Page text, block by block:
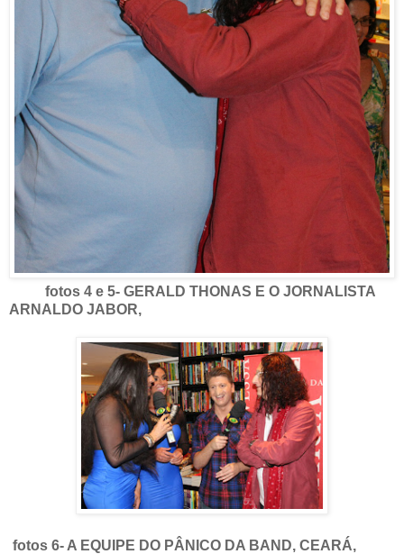
fotos 4 e 5- GERALD THONAS E O JORNALISTA
ARNALDO JABOR,
fotos 6- A EQUIPE DO PÂNICO DA BAND, CEARÁ,